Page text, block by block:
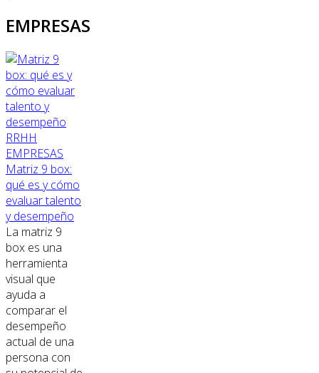
EMPRESAS
RRHH
EMPRESAS
Matriz 9 box:
qué es y cómo
evaluar talento
y desempeño
La matriz 9
box es una
herramienta
visual que
ayuda a
comparar el
desempeño
actual de una
persona con